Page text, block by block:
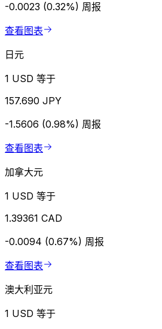
-0.0023 (0.32%) 周报
查看图表
日元
1 USD 等于
157.690 JPY
-1.5606 (0.98%) 周报
查看图表
加拿大元
1 USD 等于
1.39361 CAD
-0.0094 (0.67%) 周报
查看图表
澳大利亚元
1 USD 等于